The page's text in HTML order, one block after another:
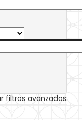
filtros avanzados